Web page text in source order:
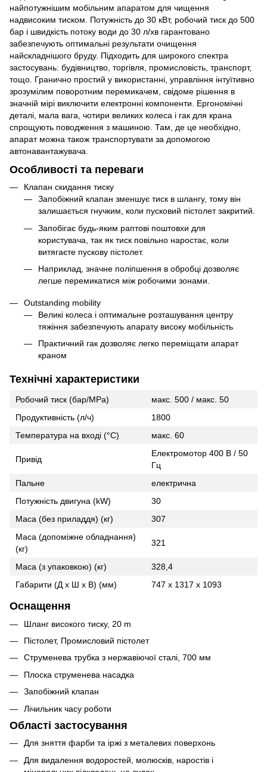
найпотужнішим мобільним апаратом для чищення
надвисоким тиском. Потужність до 30 кВт, робочий тиск до 500
бар і швидкість потоку води до 30 л/хв гарантовано
забезпечують оптимальні результати очищення
найскладнішого бруду. Підходить для широкого спектра
застосувань: будівництво, торгівля, промисловість, транспорт,
тощо. Гранично простий у використанні, управління інтуїтивно
зрозумілим поворотним перемикачем, свідоме рішення в
значній мірі виключити електронні компоненти. Ергономічні
деталі, мала вага, чотири великих колеса і гак для крана
спрощують поводження з машиною. Там, де це необхідно,
апарат можна також транспортувати за допомогою
автонавантажувача.
Особливості та переваги
Клапан скидання тиску
Запобіжний клапан зменшує тиск в шлангу, тому він
залишається гнучким, коли пусковий пістолет закритий.
Запобігає будь-яким раптові поштовхи для
користувача, так як тиск повільно наростає, коли
витягаєте пускову пістолет.
Наприклад, значне поліпшення в обробці дозволяє
легше перемикатися між робочими зонами.
Outstanding mobility
Великі колеса і оптимальне розташування центру
тяжіння забезпечують апарату високу мобільність
Практичний гак дозволяє легко переміщати апарат
краном
Технічні характеристики
Робочий тиск (бар/MPa)
макс. 500 / макс. 50
Продуктивність (л/ч)
1800
Температура на вході (°C)
макс. 60
Привід
Електромотор 400 В / 50
Гц
Пальне
електрична
Потужність двигуна (kW)
30
Маса (без приладдя) (кг)
307
Маса (допоміжне обладнання)
(кг)
321
Маса (з упаковкою) (кг)
328,4
Габарити (Д х Ш х В) (мм)
747 x 1317 x 1093
Оснащення
Шланг високого тиску, 20 m
Пістолет, Промисловий пістолет
Струменева трубка з нержавіючої сталі, 700 мм
Плоска струменева насадка
Запобіжний клапан
Лічильник часу роботи
Області застосування
Для зняття фарби та іржі з металевих поверхонь
Для видалення водоростей, молюсків, наростів і